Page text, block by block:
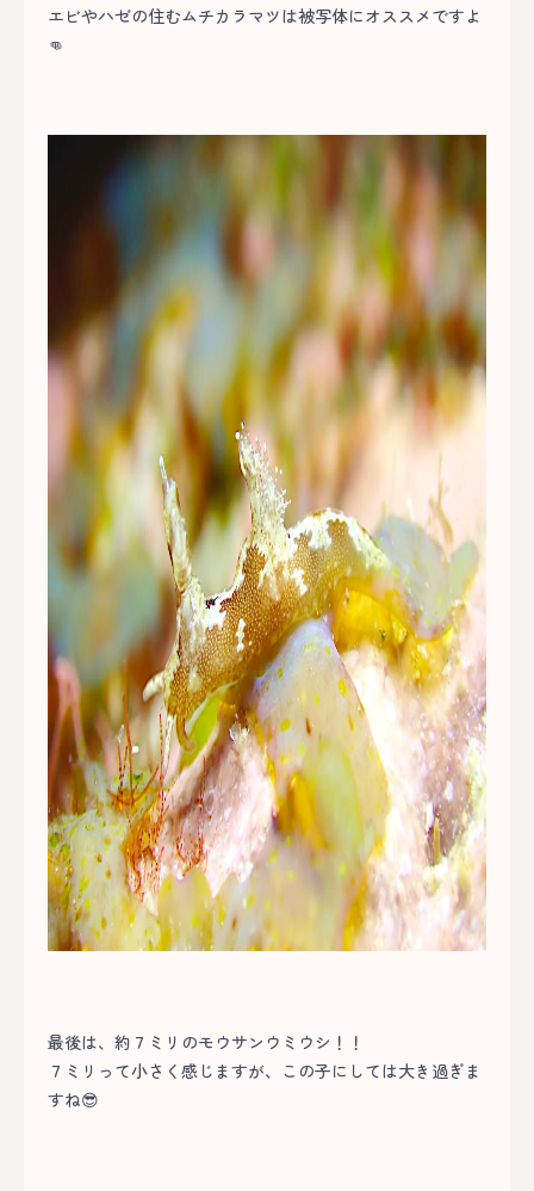
エビやハゼの住むムチカラマツは被写体にオススメですよ
👊
最後は、約７ミリのモウサンウミウシ！！
７ミリって小さく感じますが、この子にしては大き過ぎま
すね😎